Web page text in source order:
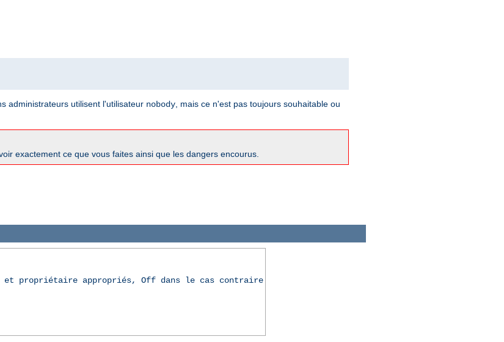
administrateurs utilisent l'utilisateur nobody , mais ce n'est pas toujours souhaitable ou
exactement ce que vous faites ainsi que les dangers encourus.
et propriétaire appropriés, Off dans le cas contraire